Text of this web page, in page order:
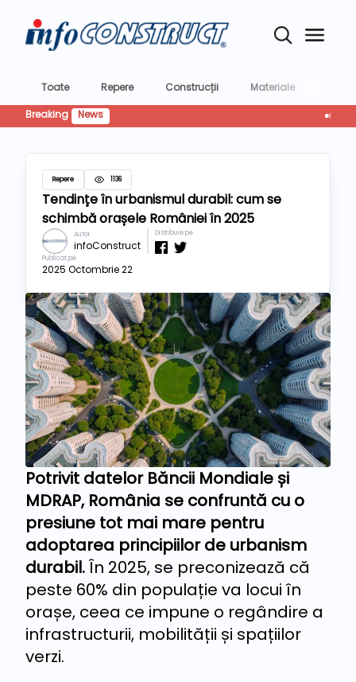
Toate Repere Construcții Materiale
Breaking
News CTP
Repere 1136
Tendințe în urbanismul durabil: cum se
schimbă orașele României în 2025
Autor
infoConstruct
Distribuie pe
Publicat pe
2025 Octombrie 22
Potrivit datelor Băncii Mondiale și
MDRAP, România se confruntă cu o
presiune tot mai mare pentru
adoptarea principiilor de urbanism
durabil.În 2025, se preconizează că
peste 60% din populație va locui în
orașe, ceea ce impune o regândire a
infrastructurii, mobilității și spațiilor
verzi.